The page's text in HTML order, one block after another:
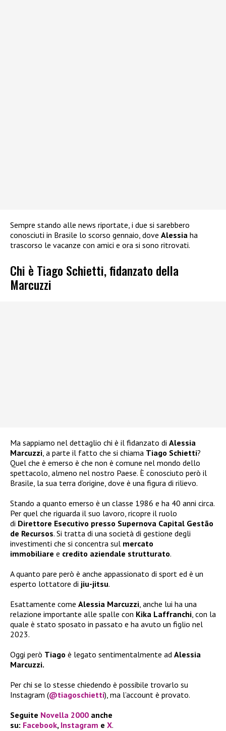
Sempre stando alle news riportate, i due si sarebbero
conosciuti in Brasile lo scorso gennaio, dove Alessia ha
trascorso le vacanze con amici e ora si sono ritrovati.
Chi è Tiago Schietti, fidanzato della
Marcuzzi
Ma sappiamo nel dettaglio chi è il fidanzato di Alessia
Marcuzzi, a parte il fatto che si chiama Tiago Schietti?
Quel che è emerso è che non è comune nel mondo dello
spettacolo, almeno nel nostro Paese. È conosciuto però il
Brasile, la sua terra d’origine, dove è una figura di rilievo.
Stando a quanto emerso è un classe 1986 e ha 40 anni circa.
Per quel che riguarda il suo lavoro, ricopre il ruolo
di Direttore Esecutivo presso Supernova Capital Gestão
de Recursos. Si tratta di una società di gestione degli
investimenti che si concentra sul mercato
immobiliare e credito aziendale strutturato.
A quanto pare però è anche appassionato di sport ed è un
esperto lottatore di jiu-jitsu.
Esattamente come Alessia Marcuzzi, anche lui ha una
relazione importante alle spalle con Kika Laffranchi, con la
quale è stato sposato in passato e ha avuto un figlio nel
2023.
Oggi però Tiago è legato sentimentalmente ad Alessia
Marcuzzi.
Per chi se lo stesse chiedendo è possibile trovarlo su
Instagram (@tiagoschietti), ma l’account è provato.
Seguite Novella 2000 anche
su: Facebook, Instagram e X.